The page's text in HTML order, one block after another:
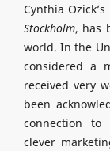
Cynthia
Stockholm, has
world. In the
considered a
received very
been
connection
clever